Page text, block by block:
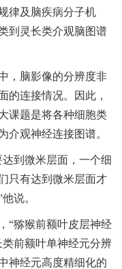
律及脑疾病分子机
到灵长类介观脑图谱
，脑影像的分辨度非
的连接情况。因此，
课题是将各种细胞类
介观神经连接图谱。
到微米层面，一个细
只有达到微米层面才
说。
“猕猴前额叶皮层神经
前额叶单神经元分辨
神经元高度精细化的